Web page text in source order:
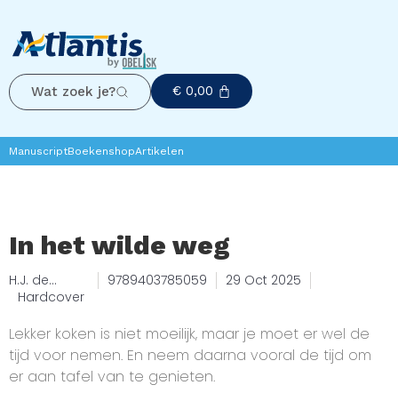
Wat zoek je? € 0,00
ManuscriptBoekenshopArtikelen
In het wilde weg
H.J. de
Gruijter
9789403785059
29 Oct 2025
Hardcover
Lekker koken is niet moeilijk, maar je moet er wel de
tijd voor nemen. En neem daarna vooral de tijd om
er aan tafel van te genieten.